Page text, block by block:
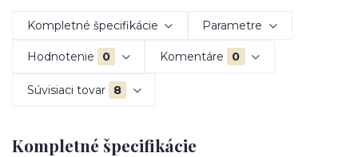
Kompletné špecifikácie Parametre
Hodnotenie 0 Komentáre 0
Súvisiaci tovar 8
Kompletné špecifikácie